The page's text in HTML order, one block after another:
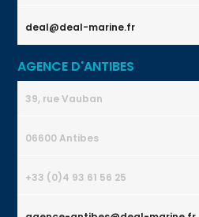
deal@deal-marine.fr
AGENCE D'ANTIBES
39, rue Vauban
06600 Antibes
+33 (0)4 93 61 56 25